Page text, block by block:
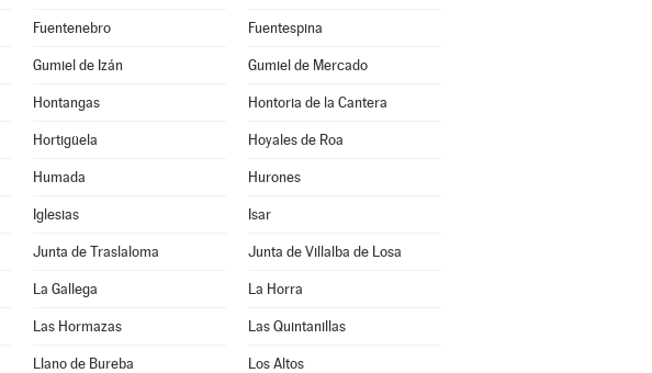
Fuentenebro Fuentespina
Gumiel de Izán Gumiel de Mercado
Hontangas Hontoria de la Cantera
Hortigüela Hoyales de Roa
Humada Hurones
Iglesias Isar
Junta de Traslaloma Junta de Villalba de Losa
La Gallega La Horra
Las Hormazas Las Quintanillas
Llano de Bureba Los Altos